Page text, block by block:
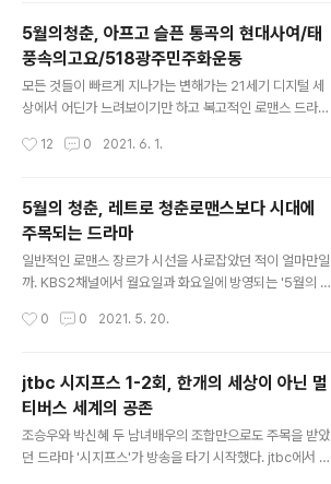
5월의청춘, 아프고 슬픈 통곡의 현대사여/태
풍속의고요/518광주민주화운동
모든 것들이 빠르게 지나가는 변해가는 21세기 디지털 세
상에서 어딘가 느려보이기만 하고 복고적인 로맨스 드라마
'오월의 청춘'이라는 드라마는 12부작으로 예정돼 있는 드
춘'은 단순하게 로맨스 장르의 작품이었다면 시선을 끌지
못했을수도 있었을 듯하다. 시청하는가 아닌가 하는 것은
시청자의 몫이니 좋고 나쁘고를 평가하기에 앞서 요즘에는
트랜드가 진부한 로맨스 장르가 인기를 끌지는 않는 시기
가 처음부터 눈길을 끌었던 까닭은 우리 현대사의 가장 큰
12 0 2021. 6. 1.
5월의 청춘, 레트로 청춘로맨스보다 시대에
주목되는 드라마
일반적인 로맨스 장르가 시선을 사로잡았던 적이 얼마만일
까. KBS2채널에서 월요일과 화요일에 방영되는 '5월의 청
때가 있었다. 케이블 채널인 tvN에서 방영됐던 '응답하라
중적인 문화와 결부된 레트로 로맨스라 해도 될법한 드라
마에 해당한다. 헌데, KBS2 월화드라마로 방영되는 12부
작 드라마인 '5월의 청춘'은 기존에 인기를 모았던 응팔 시
리즈의 드라마와는 로맨스 부분에서는 교집합이 형성되지
만 전혀 다른 유형의 드라마다. 정치적, 사회적 이슈들이 한
0 0 2021. 5. 20.
jtbc 시지프스 1-2회, 한개의 세상이 아닌 멀
티버스 세계의 공존
조승우와 박신혜 두 남녀배우의 조합만으로도 주목을 받았
던 드라마 '시지프스'가 방송을 타기 시작했다. jtbc에서 방